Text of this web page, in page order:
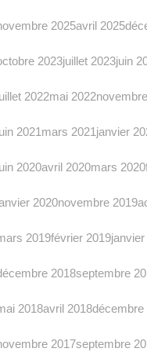
2025avril 2025
2023juillet 2023juin
2022mai 2022
2021 mars 2021 janvier
2020avril 2020mars 2020
2020novembre 2019
2019février 2019
2018septembre
2018avril 2018décembre
2017septembre